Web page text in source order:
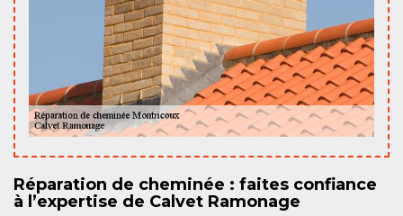
Réparation de cheminée : faites confiance
à l’expertise de Calvet Ramonage